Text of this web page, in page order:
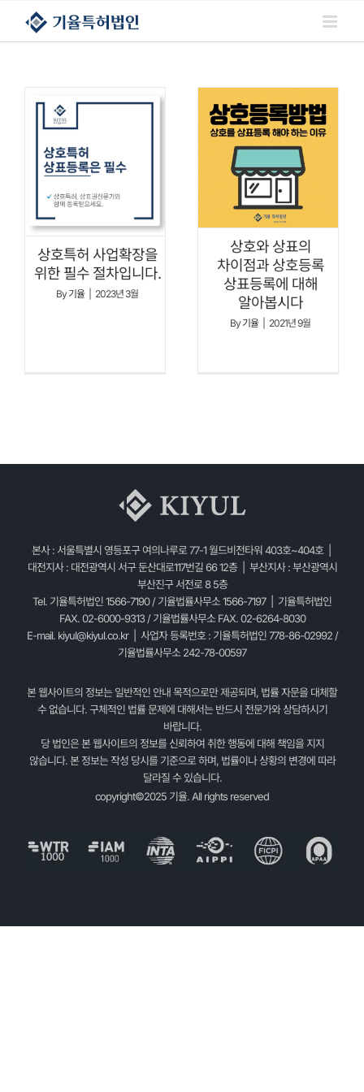
콘텐츠로
건너뛰기
상호특허 사업확장을
위한 필수 절차입니다.
By기율 2023년 3월
상호와 상표의
차이점과 상호등록
상표등록에 대해
알아봅시다
By기율 2021년 9월
본사 : 서울특별시 영등포구 여의나루로 77-1 월드비전타워 403호~404호 |
대전지사 : 대전광역시 서구 둔산대로117번길 66 12층 | 부산지사 : 부산광역시
부산진구 서전로 8 5층
Tel. 기율특허법인 1566-7190 / 기율법률사무소 1566-7197 | 기율특허법인
FAX. 02-6000-9313 / 기율법률사무소 FAX. 02-6264-8030
E-mail. kiyul@kiyul.co.kr| 사업자 등록번호 : 기율특허법인 778-86-02992 /
기율법률사무소 242-78-00597
본 웹사이트의 정보는 일반적인 안내 목적으로만 제공되며, 법률 자문을 대체할
수 없습니다. 구체적인 법률 문제에 대해서는 반드시 전문가와 상담하시기
바랍니다.
당 법인은 본 웹사이트의 정보를 신뢰하여 취한 행동에 대해 책임을 지지
않습니다. 본 정보는 작성 당시를 기준으로 하며, 법률이나 상황의 변경에 따라
달라질 수 있습니다.
copyright©2025 기율. All rights reserved